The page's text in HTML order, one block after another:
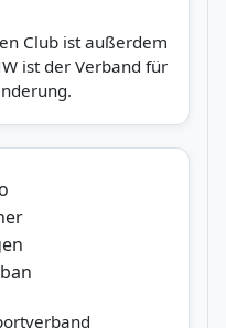
Club ist außerdem
ist der Verband für